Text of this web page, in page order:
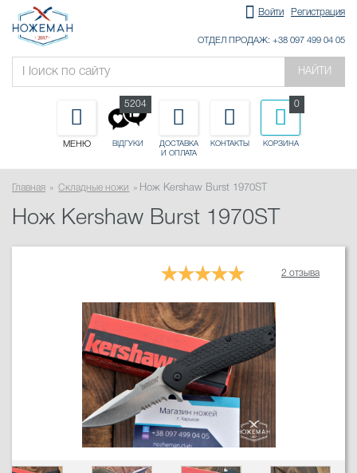
Войти Регистрация
ОТДЕЛ ПРОДАЖ: +38 097 499 04 05
НАЙТИ
МЕНЮ ВІДГУКИ
5204
ДОСТАВКА
И ОПЛАТА
КОНТАКТЫ КОРЗИНА
0
Главная Складные ножи Нож Kershaw Burst 1970ST
Нож Kershaw Burst 1970ST
2 отзыва